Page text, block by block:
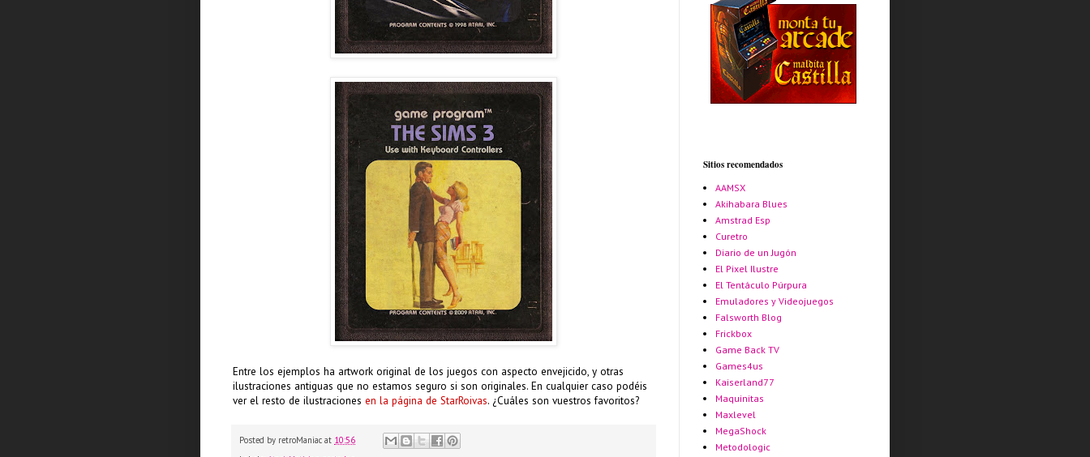
Entre los ejemplos ha artwork original de los juegos con aspecto envejicido, y otras
ilustraciones antiguas que no estamos seguro si son originales. En cualquier caso podéis
ver el resto de ilustraciones en la página de StarRoivas. ¿Cuáles son vuestros favoritos?
Posted by retroManiac at 10:56
Sitios recomendados
AAMSX
Akihabara Blues
Amstrad Esp
Curetro
Diario de un Jugón
El Pixel Ilustre
El Tentáculo Púrpura
Emuladores y Videojuegos
Falsworth Blog
Frickbox
Game Back TV
Games4us
Kaiserland77
Maquinitas
Maxlevel
MegaShock
Metodologic